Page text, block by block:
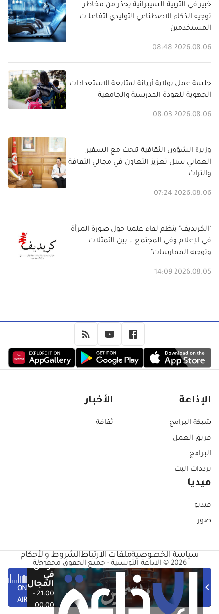
خبير في التربية السيبرانية يحذّر من مخاطر
توجيه الذكاء الاصطناعي التوليدي لتفاعلات
المستخدمين
2026.08.06 08:48
جلسة عمل بولاية أريانة لمتابعة الاستعدادات
الجهوية للعودة المدرسية والجامعية
2026.08.06 08:03
وزيرة الشؤون الثقافية تبحث مع السفير
العماني سبل تعزيز التعاون في مجالي الثقافة
والتراث
2026.08.06 07:24
"الكريديف" ينظم لقاء علميا حول صورة المرأة
في الإعلام وفي المجتمع .. بين التمثلات
وتوجيه الممارسات"
2026.08.05 14:09
الإذاعة
شبكة البرامج
فريق العمل
البرامج
ترددات البث
الأخبار
ثقافة
ميديا
فيديو
صور
2026 © الاذاعة التونسية - جميع الحقوق محفوظة
سياسة الخصوصيةملفات الارتباطالشروط والأحكام
ترحال
في
المجال
21:00 -
00:00
ON
AIR